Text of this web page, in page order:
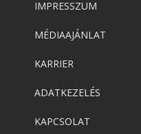
IMPRESSZUM
MÉDIAAJÁNLAT
KARRIER
ADATKEZELÉS
KAPCSOLAT